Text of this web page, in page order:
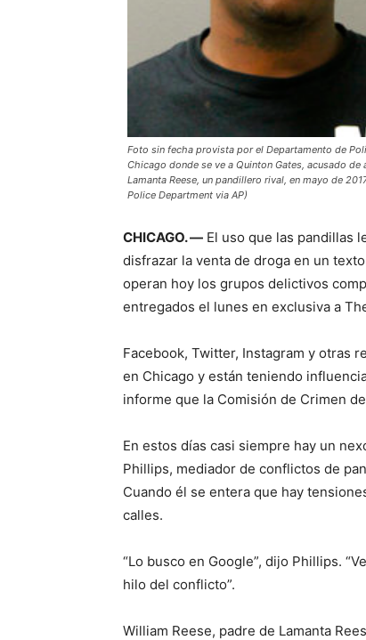
Foto sin fecha provista por el Departamento de
Chicago donde se ve a Quinton Gates, acusado de
Lamanta Reese, un pandillero rival, en mayo de
Police Department via AP)
CHICAGO. — El uso que las pandillas
disfrazar la venta de droga en un
operan hoy los grupos delictivos
entregados el lunes en exclusiva a
Facebook, Twitter, Instagram y otras
en Chicago y están teniendo
informe que la Comisión de Crimen
En estos días casi siempre hay un
Phillips, mediador de conflictos de
Cuando él se entera que hay
calles.
“Lo busco en Google”, dijo Phillips.
hilo del conflicto”.
William Reese, padre de Lamanta